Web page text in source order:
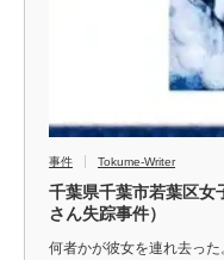
事件 Tokume-Writer
千葉県千葉市若葉区女
さん失踪事件）
何者かが彼女を連れ去っ